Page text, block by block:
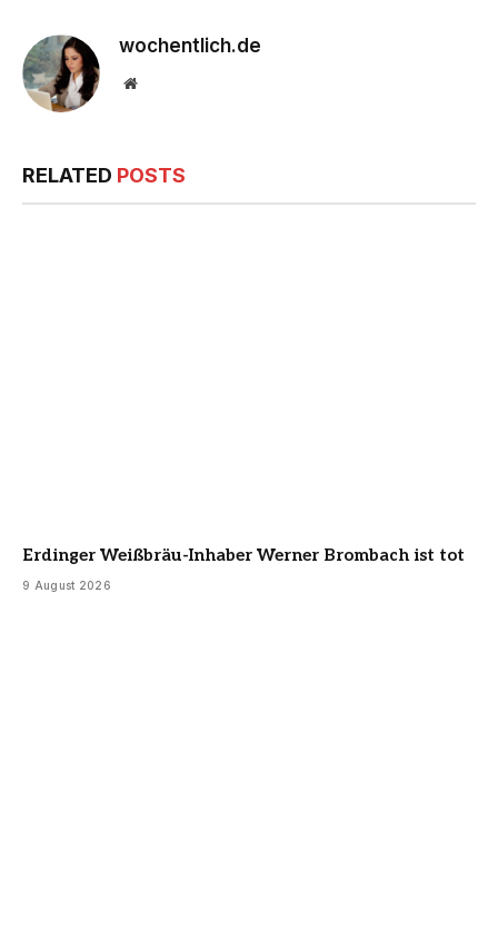
wochentlich.de
Website
RELATED POSTS
Erdinger Weißbräu-Inhaber Werner Brombach ist tot
9 August 2026